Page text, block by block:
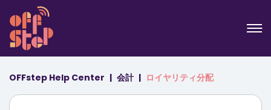
OFFstep Help Center 会計 ロイヤリティ分配